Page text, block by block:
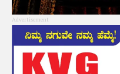
Advertisement